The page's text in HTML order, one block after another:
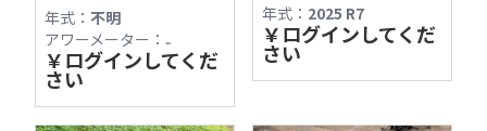
年式： 不明
アワーメーター： ₋
￥ログインしてくだ
さい
年式： 2025 R7
￥ログインしてくだ
さい